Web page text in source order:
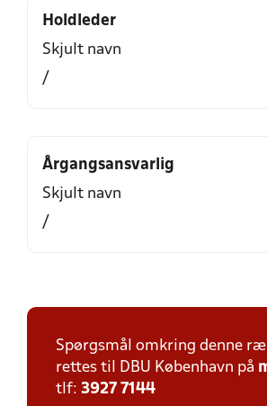
Holdleder
Skjult navn
/
Årgangsansvarlig
Skjult navn
/
Spørgsmål omkring denne
rettes til DBU København på
tlf: 3927 7144